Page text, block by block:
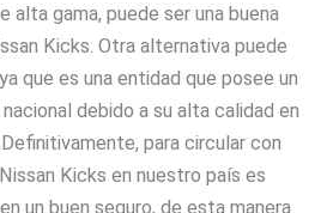
alta gama, puede ser una buena
Kicks. Otra alternativa puede
que es una entidad que posee un
debido a su alta calidad en
para circular con
Kicks en nuestro país es
un buen seguro, de esta manera